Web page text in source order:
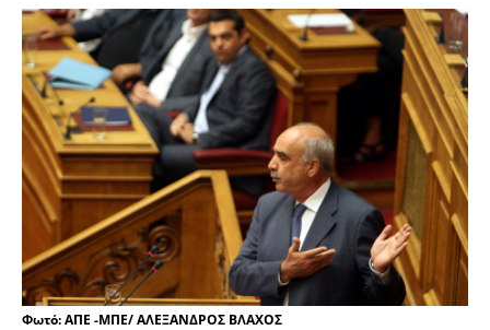
Φωτό: ΑΠΕ -ΜΠΕ/ ΑΛΕΞΑΝΔΡΟΣ ΒΛΑΧΟΣ